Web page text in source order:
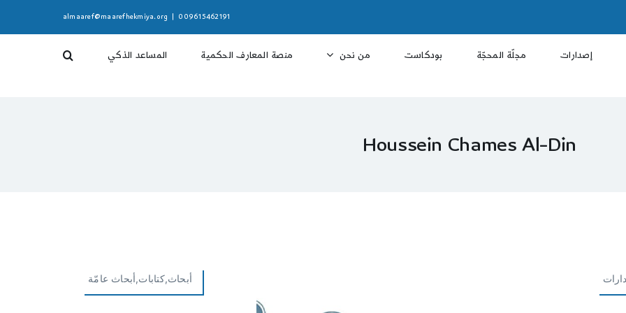
009615462191
almaaref@maarefhekmiya.org
إصدارات مجلّة المحجّة بودكاست من نحن منصة المعارف الحكمية المساعد الذكي
Houssein Chames Al-Din
أبحاث,كتابات,أبحاث عامّة